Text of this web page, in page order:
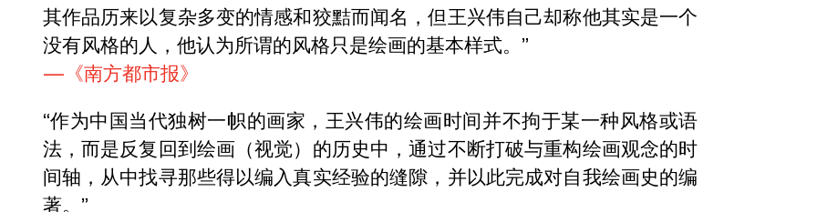
其作品历来以复杂多变的情感和狡黠而闻名，但王兴伟自己却称他其实是一个
没有风格的人，他认为所谓的风格只是绘画的基本样式。”
—《南方都市报》
“作为中国当代独树一帜的画家，王兴伟的绘画时间并不拘于某一种风格或语
法，而是反复回到绘画（视觉）的历史中，通过不断打破与重构绘画观念的时
间轴，从中找寻那些得以编入真实经验的缝隙，并以此完成对自我绘画史的编
著。”